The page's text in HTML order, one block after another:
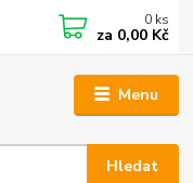
Menu
Hledat
0 ks
za 0,00 Kč